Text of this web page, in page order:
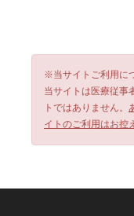
※当サイトご利用に
当サイトは医療従事
トではありません。
イトのご利用はお控